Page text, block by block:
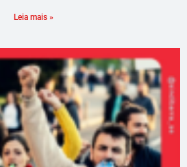
Leia mais »